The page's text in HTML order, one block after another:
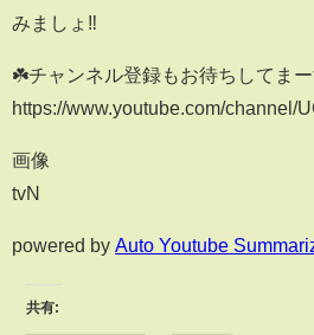
みましょ‼️
☘️チャンネル登録もお待ちしてまー
https://www.youtube.com/channel/
画像
tvN
powered by Auto Youtube
共有: